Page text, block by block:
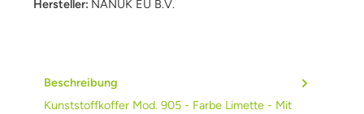
Hersteller: NANUK EU B.V.
Beschreibung
Kunststoffkoffer Mod. 905 - Farbe Limette - Mit